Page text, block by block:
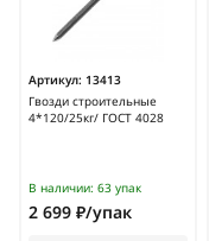
Артикул: 13413
Гвозди строительные
4*120/25кг/ ГОСТ 4028
В наличии: 63 упак
2 699 ₽/упак